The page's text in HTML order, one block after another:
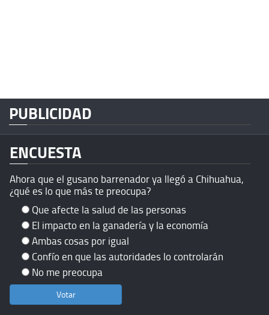
PUBLICIDAD
ENCUESTA
Ahora que el gusano barrenador ya llegó a Chihuahua,
¿qué es lo que más te preocupa?
Que afecte la salud de las personas
El impacto en la ganadería y la economía
Ambas cosas por igual
Confío en que las autoridades lo controlarán
No me preocupa